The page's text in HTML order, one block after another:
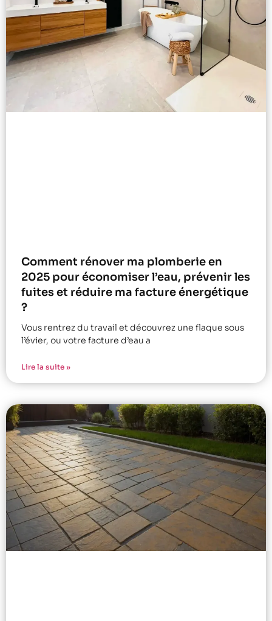
Comment rénover ma plomberie en
2025 pour économiser l’eau, prévenir les
fuites et réduire ma facture énergétique
?
Vous rentrez du travail et découvrez une flaque sous
l’évier, ou votre facture d’eau a
Lire la suite »